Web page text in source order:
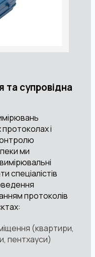
супровідна
і
ми
спеціалістів
протоколів
(квартири,
пентхауси)